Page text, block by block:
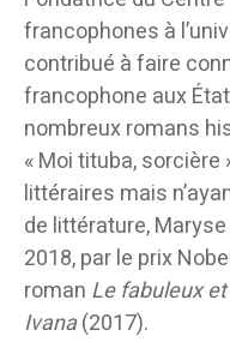
francophones à
contribué à faire
francophone aux
nombreux romans
« Moi tituba,
littéraires mais
de littérature,
2018, par le prix
roman Le fabuleux
Ivana(2017).